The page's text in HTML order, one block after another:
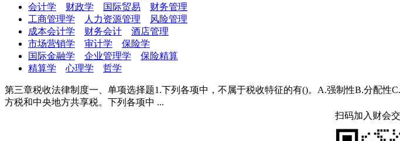
会计学
财政学 国际贸易
财务管理
工商管理学
人力资源管理
风险管理
成本会计学
财务会计
酒店管理
市场营销学
审计学
保险学
国际金融学
企业管理学
保险精算
精算学
心理学 哲学
第三章税收法律制度一、单项选择题1.下列各项中，不属于税收特征的有()。A.强制性B.分配
方税和中央地方共享税。下列各项中 ...
扫码加入财会